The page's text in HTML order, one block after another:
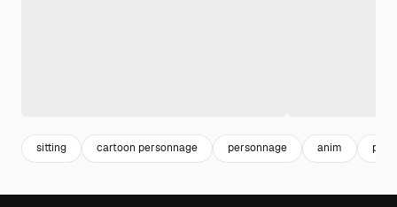
sitting cartoon personnage personnage anim